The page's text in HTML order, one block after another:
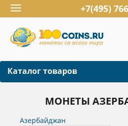
Toggle
navigation
+7(495)
Каталог товаров
МОНЕТЫ
Азербайджан